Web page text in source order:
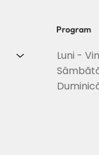
Program
Luni -